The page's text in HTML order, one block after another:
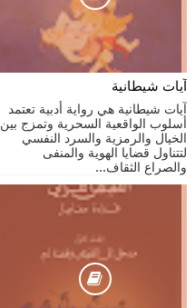
آيات شيطانية
آيات شيطانية هي رواية أدبية تعتمد
أسلوب الواقعية السحرية وتمزج بين
الخيال والرمزية والسرد النفسي
لتتناول قضايا الهوية والمنفى
والصراع الثقاف...